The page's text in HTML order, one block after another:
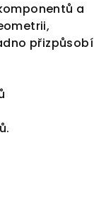
a
přizpůsobí